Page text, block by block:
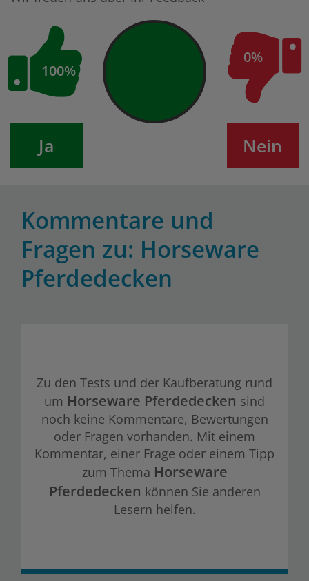
100%
0%
Ja Nein
Kommentare und
Fragen zu: Horseware
Pferdedecken
Zu den Tests und der Kaufberatung rund
um Horseware Pferdedecken sind
noch keine Kommentare, Bewertungen
oder Fragen vorhanden. Mit einem
Kommentar, einer Frage oder einem Tipp
zum Thema Horseware
Pferdedecken können Sie anderen
Lesern helfen.